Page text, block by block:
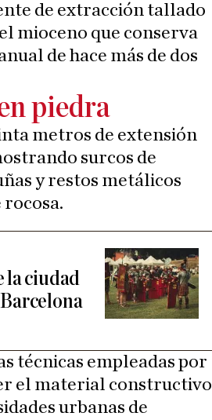
de extracción tallado
mioceno que conserva
de hace más de dos
piedra
metros de extensión
surcos de
y restos metálicos
la ciudad
técnicas empleadas por
el material constructivo
urbanas de